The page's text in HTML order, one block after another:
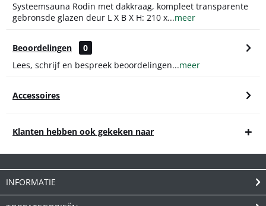
Systeemsauna Rodin met dakkraag, kompleet transparente
gebronsde glazen deur L X B X H: 210 x...meer
Beoordelingen
0
Lees, schrijf en bespreek beoordelingen...meer
Accessoires
Klanten hebben ook gekeken naar
INFORMATIE